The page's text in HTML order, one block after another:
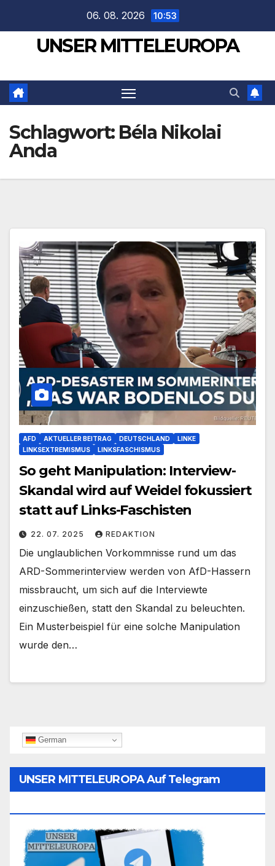
springen
06. 08. 2026 10:53
UNSER MITTELEUROPA
Schlagwort: Béla Nikolai
Anda
AFD AKTUELLER BEITRAG DEUTSCHLAND
LINKE
LINKSEXTREMISMUS
LINKSFASCHISMUS
So geht Manipulation: Interview-
Skandal wird auf Weidel fokussiert
statt auf Links-Faschisten
22. 07. 2025 REDAKTION
Die unglaublichen Vorkommnisse rund um das
ARD-Sommerinterview werden von AfD-Hassern
missbraucht, um sich auf die Interviewte
einzuschießen, statt den Skandal zu beleuchten.
Ein Musterbeispiel für eine solche Manipulation
wurde den…
German
UNSER MITTELEUROPA Auf Telegram